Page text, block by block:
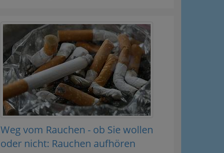
Weg vom Rauchen - ob Sie wollen
oder nicht: Rauchen aufhören